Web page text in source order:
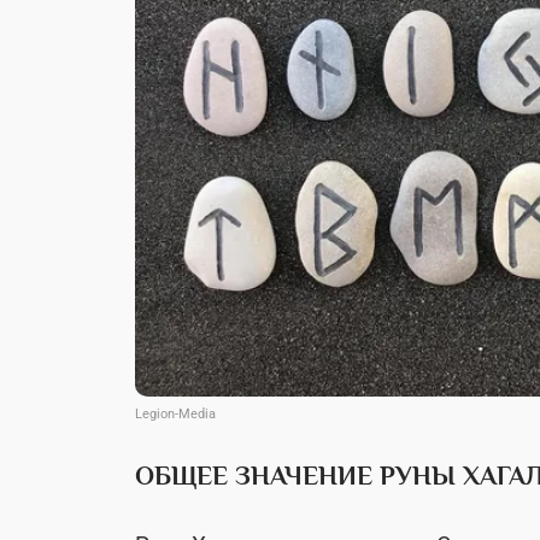
Legion-Media
ОБЩЕЕ ЗНАЧЕНИЕ РУНЫ